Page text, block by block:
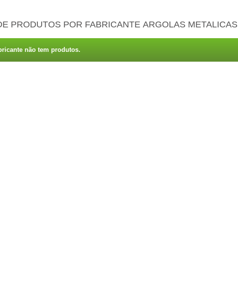
PRODUTOS POR FABRICANTE ARGOLAS METALICAS
não tem produtos.